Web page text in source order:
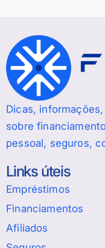
Dicas,
sobre
pessoal, seguros,
Links úteis
Empréstimos
Financiamentos
Afiliados